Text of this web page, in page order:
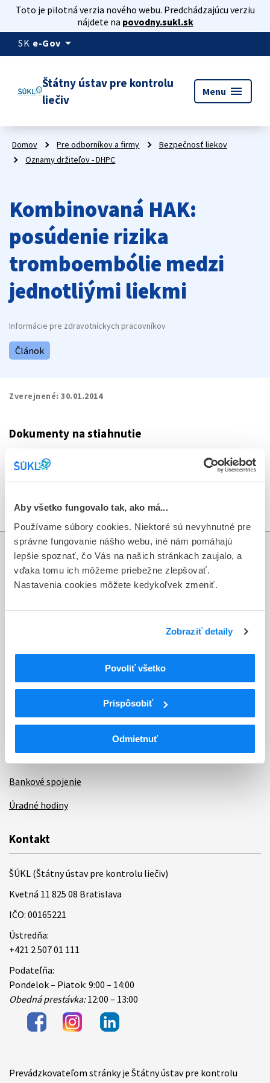
Aby všetko fungovalo tak, ako má...
Používame súbory cookies. Niektoré sú nevyhnutné pre
správne fungovanie nášho webu, iné nám pomáhajú
lepšie spoznať, čo Vás na našich stránkach zaujalo, a
vďaka tomu ich môžeme priebežne zlepšovať.
Nastavenia cookies môžete kedykoľvek zmeniť.
Zobraziť detaily
Povoliť všetko
Prispôsobiť
Odmietnuť
Toto je pilotná verzia nového webu. Predchádzajúcu verziu
nájdete na povodny.sukl.sk
SK e-Gov arrow_drop_down
Štátny ústav pre kontrolu
liečiv
Menu menu
Domov Pre odborníkov a firmy
Bezpečnosť liekov
Oznamy držiteľov - DHPC
Kombinovaná HAK:
posúdenie rizika
tromboembólie medzi
jednotliými liekmi
Informácie pre zdravotníckych pracovníkov
Článok
Zverejnené: 30.01.2014
Dokumenty na stiahnutie
file_presentDHPC_hormonalna_antikoncepcia_13_1_2014.pdf
Informácie
Poskytovanie informácií
Ochrana osobných údajov
Bankové spojenie
Úradné hodiny
Kontakt
ŠÚKL (Štátny ústav pre kontrolu liečiv)
Kvetná 11 825 08 Bratislava
IČO: 00165221
Ústredňa:
+421 2 507 01 111
Podateľňa:
Pondelok – Piatok: 9:00 – 14:00
Obedná prestávka:12:00 – 13:00
Items
Prevádzkovateľom stránky je Štátny ústav pre kontrolu